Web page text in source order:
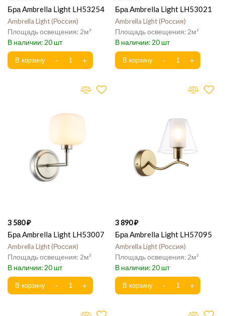
Бра Ambrella Light LH53254
Ambrella Light Россия
2
20
Бра Ambrella Light LH53021
Ambrella Light Россия
2
20
3 580
Бра Ambrella Light LH53007
Ambrella Light Россия
2
20
3 890
Бра Ambrella Light LH57095
Ambrella Light Россия
2
20